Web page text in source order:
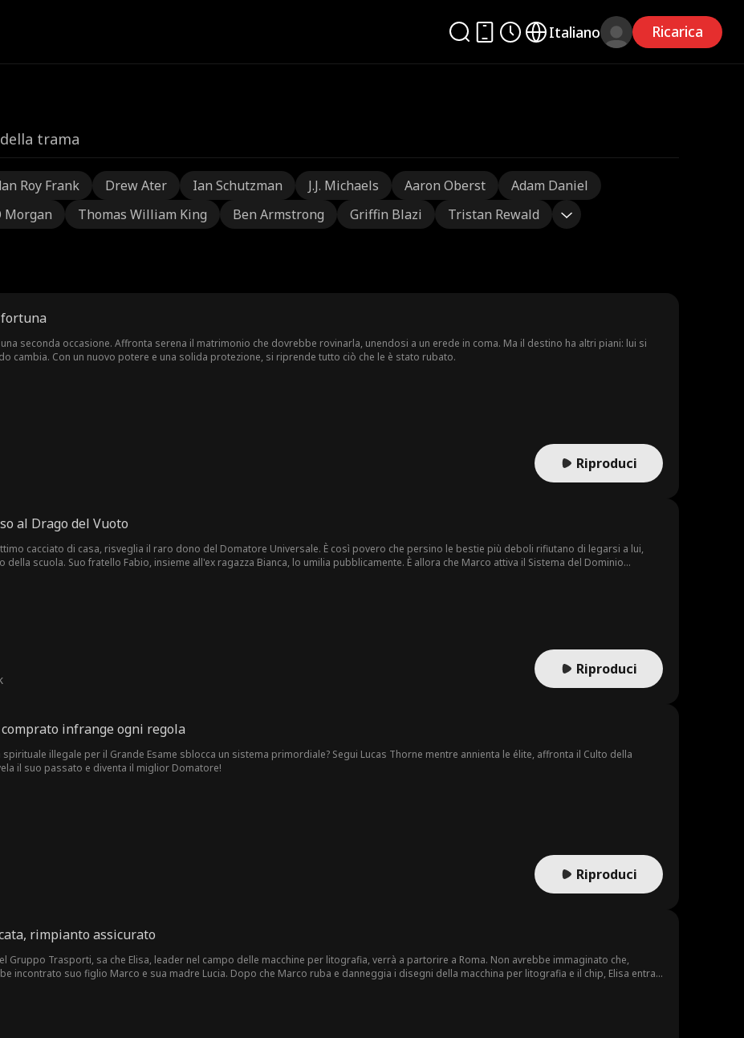
Italiano Ricarica
trama
Roy Frank Drew Ater Ian Schutzman J.J. Michaels Aaron Oberst
Adam Daniel
Morgan Thomas William King Ben Armstrong Griffin Blazi Tristan Rewald
seconda occasione. Affronta serena il matrimonio che dovrebbe rovinarla, unendosi a un erede in coma. Ma il destino ha altri piani: lui si
cambia. Con un nuovo potere e una solida protezione, si riprende tutto ciò che le è stato rubato.
Riproduci
al Drago del Vuoto
cacciato di casa, risveglia il raro dono del Domatore Universale. È così povero che persino le bestie più deboli rifiutano di legarsi a lui,
della scuola. Suo fratello Fabio, insieme all'ex ragazza Bianca, lo umilia pubblicamente. È allora che Marco attiva il Sistema del Dominio
Riproduci
infrange ogni regola
illegale per il Grande Esame sblocca un sistema primordiale? Segui Lucas Thorne mentre annienta le élite, affronta il Culto della
il suo passato e diventa il miglior Domatore!
Riproduci
rimpianto assicurato
Gruppo Trasporti, sa che Elisa, leader nel campo delle macchine per litografia, verrà a partorire a Roma. Non avrebbe immaginato che,
incontrato suo figlio Marco e sua madre Lucia. Dopo che Marco ruba e danneggia i disegni della macchina per litografia e il chip, Elisa entra